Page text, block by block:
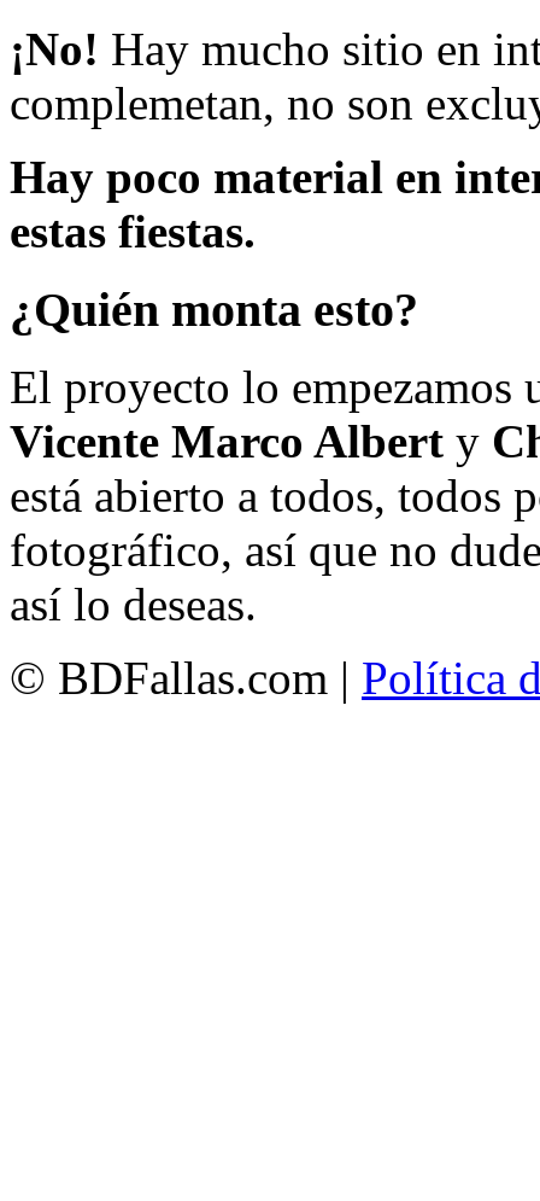
¡No! Hay mucho sitio en
complemetan, no son
Hay poco material en
estas fiestas.
¿Quién monta esto?
El proyecto lo empezamos
Vicente Marco Albert y
está abierto a todos, todos
fotográfico, así que no
así lo deseas.
© BDFallas.com | Política